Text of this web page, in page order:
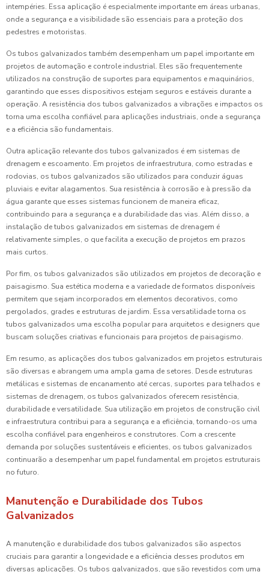
intempéries. Essa aplicação é especialmente importante em áreas urbanas,
onde a segurança e a visibilidade são essenciais para a proteção dos
pedestres e motoristas.
Os tubos galvanizados também desempenham um papel importante em
projetos de automação e controle industrial. Eles são frequentemente
utilizados na construção de suportes para equipamentos e maquinários,
garantindo que esses dispositivos estejam seguros e estáveis durante a
operação. A resistência dos tubos galvanizados a vibrações e impactos os
torna uma escolha confiável para aplicações industriais, onde a segurança
e a eficiência são fundamentais.
Outra aplicação relevante dos tubos galvanizados é em sistemas de
drenagem e escoamento. Em projetos de infraestrutura, como estradas e
rodovias, os tubos galvanizados são utilizados para conduzir águas
pluviais e evitar alagamentos. Sua resistência à corrosão e à pressão da
água garante que esses sistemas funcionem de maneira eficaz,
contribuindo para a segurança e a durabilidade das vias. Além disso, a
instalação de tubos galvanizados em sistemas de drenagem é
relativamente simples, o que facilita a execução de projetos em prazos
mais curtos.
Por fim, os tubos galvanizados são utilizados em projetos de decoração e
paisagismo. Sua estética moderna e a variedade de formatos disponíveis
permitem que sejam incorporados em elementos decorativos, como
pergolados, grades e estruturas de jardim. Essa versatilidade torna os
tubos galvanizados uma escolha popular para arquitetos e designers que
buscam soluções criativas e funcionais para projetos de paisagismo.
Em resumo, as aplicações dos tubos galvanizados em projetos estruturais
são diversas e abrangem uma ampla gama de setores. Desde estruturas
metálicas e sistemas de encanamento até cercas, suportes para telhados e
sistemas de drenagem, os tubos galvanizados oferecem resistência,
durabilidade e versatilidade. Sua utilização em projetos de construção civil
e infraestrutura contribui para a segurança e a eficiência, tornando-os uma
escolha confiável para engenheiros e construtores. Com a crescente
demanda por soluções sustentáveis e eficientes, os tubos galvanizados
continuarão a desempenhar um papel fundamental em projetos estruturais
no futuro.
Manutenção e Durabilidade dos Tubos
Galvanizados
A manutenção e durabilidade dos tubos galvanizados são aspectos
cruciais para garantir a longevidade e a eficiência desses produtos em
diversas aplicações. Os tubos galvanizados, que são revestidos com uma